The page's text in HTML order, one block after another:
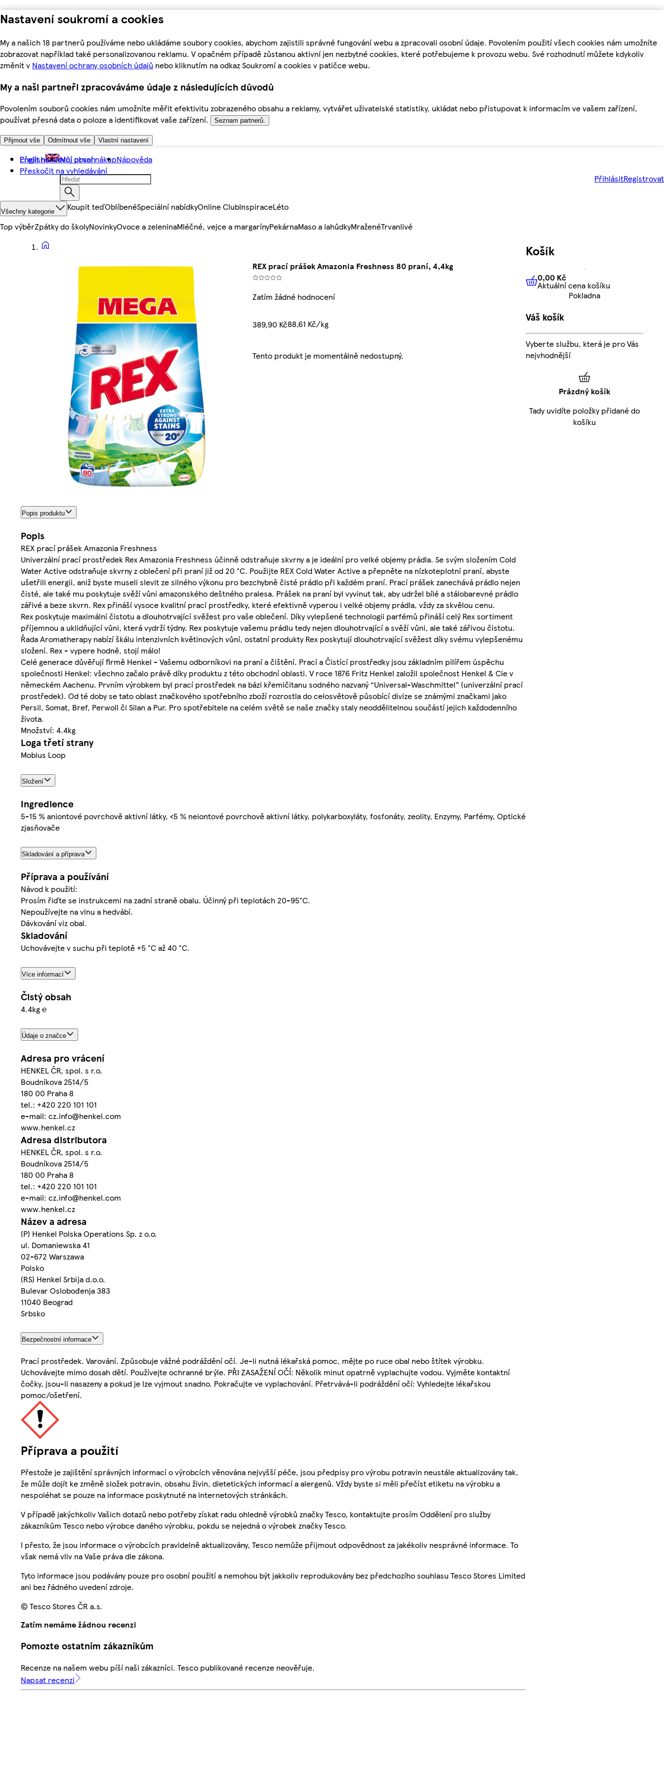
Nastavení soukromí a cookies
My a našich 18 partnerů používáme nebo ukládáme soubory cookies, abychom zajistili správné fungování webu a zpracovali osobní údaje. Povolením použití všech cookies nám umožníte
zobrazovat například také personalizovanou reklamu. V opačném případě zůstanou aktivní jen nezbytné cookies, které potřebujeme k provozu webu. Své rozhodnutí můžete kdykoliv
změnit v Nastavení ochrany osobních údajů nebo kliknutím na odkaz Soukromí a cookies v patičce webu.
My a naši partneři zpracováváme údaje z následujících důvodů
Povolením souborů cookies nám umožníte měřit efektivitu zobrazeného obsahu a reklamy, vytvářet uživatelské statistiky, ukládat nebo přistupovat k informacím ve vašem zařízení,
používat přesná data o poloze a identifikovat vaše zařízení.
Seznam partnerů.
Přijmout vše Odmítnout vše Vlastní nastavení
Přejít na hlavní obsah
Přeskočit na vyhledávání
English Můj první nákupNápověda
PřihlásitRegistrovat
Všechny kategorie Koupit teďOblíbenéSpeciální nabídkyOnline ClubInspiraceLéto
Top výběrZpátky do školyNovinkyOvoce a zeleninaMléčné, vejce a margarínyPekárnaMaso a lahůdkyMraženéTrvanlivé
REX prací prášek Amazonia Freshness 80 praní, 4,4kg
Zatím žádné hodnocení
389,90 Kč88,61 Kč/kg
Tento produkt je momentálně nedostupný.
Popis produktu
Popis
REX prací prášek Amazonia Freshness
Univerzální prací prostředek Rex Amazonia Freshness účinně odstraňuje skvrny a je ideální pro velké objemy prádla. Se svým složením Cold
Water Active odstraňuje skvrny z oblečení při praní již od 20 °C. Použijte REX Cold Water Active a přepněte na nízkoteplotní praní, abyste
ušetřili energii, aniž byste museli slevit ze silného výkonu pro bezchybně čisté prádlo při každém praní. Prací prášek zanechává prádlo nejen
čisté, ale také mu poskytuje svěží vůni amazonského deštného pralesa. Prášek na praní byl vyvinut tak, aby udržel bílé a stálobarevné prádlo
zářivé a beze skvrn. Rex přináší vysoce kvalitní prací prostředky, které efektivně vyperou i velké objemy prádla, vždy za skvělou cenu.
Rex poskytuje maximální čistotu a dlouhotrvající svěžest pro vaše oblečení. Díky vylepšené technologii parfémů přináší celý Rex sortiment
příjemnou a uklidňující vůni, která vydrží týdny. Rex poskytuje vašemu prádlu tedy nejen dlouhotrvající a svěží vůni, ale také zářivou čistotu.
Řada Aromatherapy nabízí škálu intenzivních květinových vůní, ostatní produkty Rex poskytují dlouhotrvající svěžest díky svému vylepšenému
složení. Rex - vypere hodně, stojí málo!
Celé generace důvěřují firmě Henkel - Vašemu odborníkovi na praní a čištění. Prací a Čistící prostředky jsou základním pilířem úspěchu
společnosti Henkel: všechno začalo právě díky produktu z této obchodní oblasti. V roce 1876 Fritz Henkel založil společnost Henkel & Cie v
německém Aachenu. Prvním výrobkem byl prací prostředek na bázi křemičitanu sodného nazvaný “Universal-Waschmittel” (univerzální prací
prostředek). Od té doby se tato oblast značkového spotřebního zboží rozrostla do celosvětově působící divize se známými značkami jako
Persil, Somat, Bref, Perwoll či Silan a Pur. Pro spotřebitele na celém světě se naše značky staly neoddělitelnou součástí jejich každodenního
života.
Množství: 4.4kg
Loga třetí strany
Mobius Loop
Složení
Ingredience
5-15 % aniontové povrchově aktivní látky, <5 % neiontové povrchově aktivní látky, polykarboxyláty, fosfonáty, zeolity, Enzymy, Parfémy, Optické
zjasňovače
Skladování a příprava
Příprava a používání
Návod k použití:
Prosím řiďte se instrukcemi na zadní straně obalu. Účinný při teplotách 20-95°C.
Nepoužívejte na vlnu a hedvábí.
Dávkování viz obal.
Skladování
Uchovávejte v suchu při teplotě +5 °C až 40 °C.
Více informací
Čistý obsah
4.4kg ℮
Údaje o značce
Adresa pro vrácení
HENKEL ČR, spol. s r.o.
Boudníkova 2514/5
180 00 Praha 8
tel.: +420 220 101 101
e-mail: cz.info@henkel.com
www.henkel.cz
Adresa distributora
HENKEL ČR, spol. s r.o.
Boudníkova 2514/5
180 00 Praha 8
tel.: +420 220 101 101
e-mail: cz.info@henkel.com
www.henkel.cz
Název a adresa
(P) Henkel Polska Operations Sp. z o.o.
ul. Domaniewska 41
02-672 Warszawa
Polsko
(RS) Henkel Srbija d.o.o.
Bulevar Oslobođenja 383
11040 Beograd
Srbsko
Bezpečnostní informace
Prací prostředek. Varování. Způsobuje vážné podráždění očí. Je-li nutná lékařská pomoc, mějte po ruce obal nebo štítek výrobku.
Uchovávejte mimo dosah dětí. Používejte ochranné brýle. PŘI ZASAŽENÍ OČÍ: Několik minut opatrně vyplachujte vodou. Vyjměte kontaktní
čočky, jsou-li nasazeny a pokud je lze vyjmout snadno. Pokračujte ve vyplachování. Přetrvává-li podráždění očí: Vyhledejte lékařskou
pomoc/ošetření.
Příprava a použití
Přestože je zajištění správných informací o výrobcích věnována nejvyšší péče, jsou předpisy pro výrobu potravin neustále aktualizovány tak,
že může dojít ke změně složek potravin, obsahu živin, dietetických informací a alergenů. Vždy byste si měli přečíst etiketu na výrobku a
nespoléhat se pouze na informace poskytnuté na internetových stránkách.
V případě jakýchkoliv Vašich dotazů nebo potřeby získat radu ohledně výrobků značky Tesco, kontaktujte prosím Oddělení pro služby
zákazníkům Tesco nebo výrobce daného výrobku, pokdu se nejedná o výrobek značky Tesco.
I přesto, že jsou informace o výrobcích pravidelně aktualizovány, Tesco nemůže přijmout odpovědnost za jakékoliv nesprávné informace. To
však nemá vliv na Vaše práva dle zákona.
Tyto informace jsou podávány pouze pro osobní použití a nemohou být jakkoliv reprodukovány bez předchozího souhlasu Tesco Stores Limited
ani bez řádného uvedení zdroje.
© Tesco Stores ČR a.s.
Zatím nemáme žádnou recenzi
Pomozte ostatním zákazníkům
Recenze na našem webu píší naši zákazníci. Tesco publikované recenze neověřuje.
Napsat recenzi
Košík
0,00 KčAktuální cena košíku
0,00 Kč
Aktuální cena košíku
Pokladna
Váš košík
Vyberte službu, která je pro Vás
nejvhodnější
Prázdný košík
Tady uvidíte položky přidané do
košíku